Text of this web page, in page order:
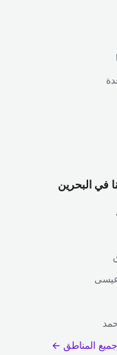
في البحرين
المناطق ←